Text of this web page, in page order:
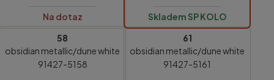
Na dotaz
Skladem SP KOLO
58
obsidian metallic/dune white
91427-5158
61
obsidian metallic/dune white
91427-5161